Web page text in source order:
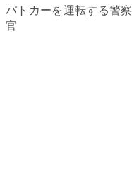
パトカーを運転する警察
官